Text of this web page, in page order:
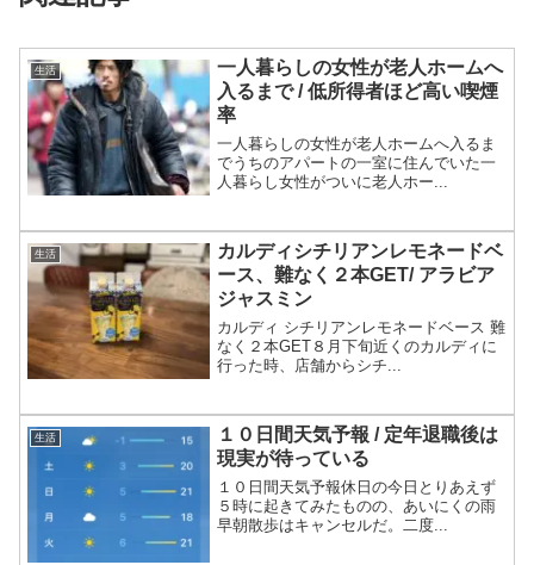
生活
一人暮らしの女性が老人ホームへ
入るまで / 低所得者ほど高い喫煙
率
一人暮らしの女性が老人ホームへ入るま
でうちのアパートの一室に住んでいた一
人暮らし女性がついに老人ホー...
生活
カルディシチリアンレモネードベ
ース、難なく２本GET/ アラビア
ジャスミン
カルディ シチリアンレモネードベース 難
なく２本GET８月下旬近くのカルディに
行った時、店舗からシチ...
生活
１０日間天気予報 / 定年退職後は
現実が待っている
１０日間天気予報休日の今日とりあえず
５時に起きてみたものの、あいにくの雨
早朝散歩はキャンセルだ。二度...